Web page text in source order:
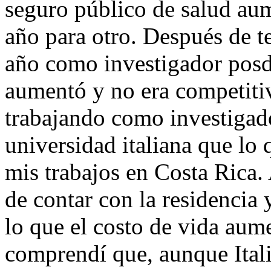
seguro público de salud
año para otro. Después de
año como investigador
aumentó y no era
trabajando como
universidad italiana que lo
mis trabajos en Costa
de contar con la
lo que el costo de vida
comprendí que, aunque